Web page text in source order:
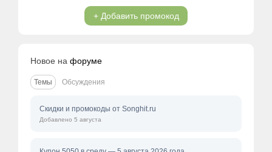
+ Добавить промокод
Новое на форуме
Темы Обсуждения
Скидки и промокоды от Songhit.ru
Добавлено 5 августа